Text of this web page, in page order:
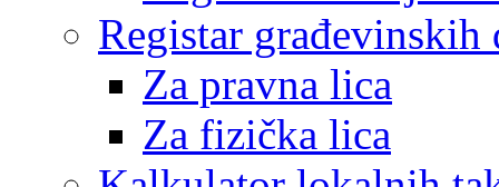
Registar građevinskih
Za pravna lica
Za fizička lica